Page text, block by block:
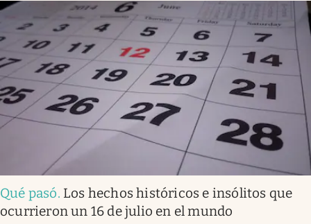
Qué pasó. Los hechos históricos e insólitos que
ocurrieron un 16 de julio en el mundo